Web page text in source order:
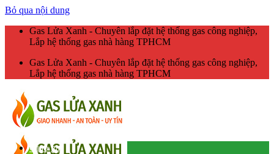
Bỏ qua nội dung
Gas Lửa Xanh - Chuyên lắp đặt hệ thống gas công nghiệp,
Lắp hệ thống gas nhà hàng TPHCM
Gas Lửa Xanh - Chuyên lắp đặt hệ thống gas công nghiệp,
Lắp hệ thống gas nhà hàng TPHCM
Giao gas